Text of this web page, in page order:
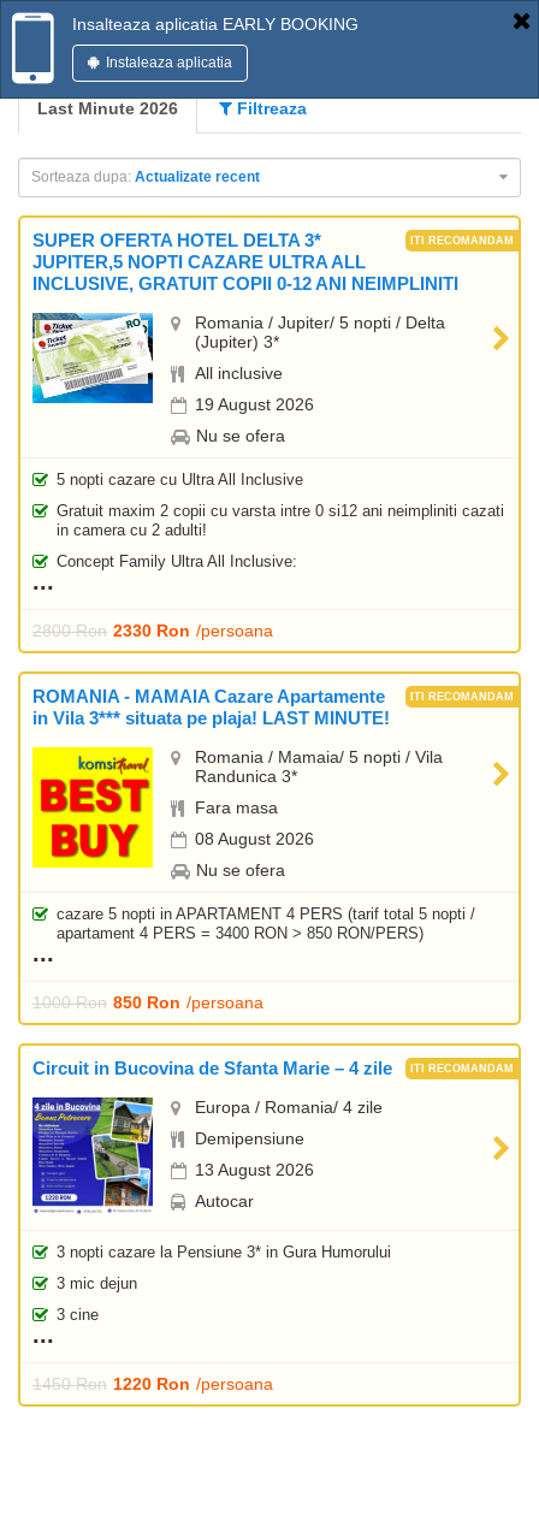
Insalteaza aplicatia EARLY BOOKING
Instaleaza aplicatia
Last Minute 2026 Filtreaza
Sorteaza dupa: Actualizate recent
SUPER OFERTA HOTEL DELTA 3*
JUPITER,5 NOPTI CAZARE ULTRA ALL
INCLUSIVE, GRATUIT COPII 0-12 ANI NEIMPLINITI
Romania / Jupiter/ 5 nopti / Delta
(Jupiter) 3*
All inclusive
19 August 2026
Nu se ofera
5 nopti cazare cu Ultra All Inclusive
Gratuit maxim 2 copii cu varsta intre 0 si12 ani neimpliniti cazati
in camera cu 2 adulti!
Concept Family Ultra All Inclusive:
2800 Ron 2330 Ron /persoana
ROMANIA - MAMAIA Cazare Apartamente
in Vila 3*** situata pe plaja! LAST MINUTE!
Romania / Mamaia/ 5 nopti / Vila
Randunica 3*
Fara masa
08 August 2026
Nu se ofera
cazare 5 nopti in APARTAMENT 4 PERS (tarif total 5 nopti /
apartament 4 PERS = 3400 RON > 850 RON/PERS)
1000 Ron 850 Ron /persoana
Circuit in Bucovina de Sfanta Marie – 4 zile
Europa / Romania/ 4 zile
Demipensiune
13 August 2026
Autocar
3 nopti cazare la Pensiune 3* in Gura Humorului
3 mic dejun
3 cine
1450 Ron 1220 Ron /persoana